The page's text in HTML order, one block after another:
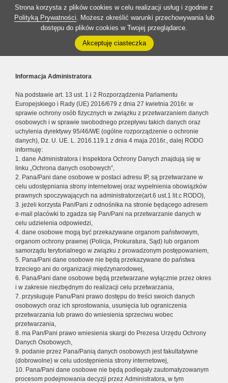
Strona korzysta z plików cookies w celu realizacji usług i zgodnie z
Polityką Prywatności. Możesz określić warunki przechowywania lub
dostępu do plików cookies w Twojej przeglądarce.
Akceptuję ciasteczka
Informacja Administratora
Na podstawie art. 13 ust. 1 i 2 Rozporządzenia Parlamentu
Europejskiego i Rady (UE) 2016/679 z dnia 27 kwietnia 2016r. w
sprawie ochrony osób fizycznych w związku z przetwarzaniem danych
osobowych i w sprawie swobodnego przepływu takich danych oraz
uchylenia dyrektywy 95/46/WE (ogólne rozporządzenie o ochronie
danych), Dz. U. UE. L. 2016.119.1 z dnia 4 maja 2016r., dalej RODO
informuję:
1. dane Administratora i Inspektora Ochrony Danych znajdują się w
linku „Ochrona danych osobowych”,
2. Pana/Pani dane osobowe w postaci adresu IP, są przetwarzane w
celu udostępniania strony internetowej oraz wypełnienia obowiązków
prawnych spoczywających na administratorze(art.6 ust.1 lit.c RODO),
3. jeżeli korzysta Pan/Pani z odnośnika na stronie będącego adresem
e-mail placówki to zgadza się Pan/Pani na przetwarzanie danych w
celu udzielenia odpowiedzi,
4. dane osobowe mogą być przekazywane organom państwowym,
organom ochrony prawnej (Policja, Prokuratura, Sąd) lub organom
samorządu terytorialnego w związku z prowadzonym postępowaniem,
5. Pana/Pani dane osobowe nie będą przekazywane do państwa
trzeciego ani do organizacji międzynarodowej,
6. Pana/Pani dane osobowe będą przetwarzane wyłącznie przez okres
i w zakresie niezbędnym do realizacji celu przetwarzania,
7. przysługuje Panu/Pani prawo dostępu do treści swoich danych
osobowych oraz ich sprostowania, usunięcia lub ograniczenia
przetwarzania lub prawo do wniesienia sprzeciwu wobec
przetwarzania,
8. ma Pan/Pani prawo wniesienia skargi do Prezesa Urzędu Ochrony
Danych Osobowych,
9. podanie przez Pana/Panią danych osobowych jest fakultatywne
(dobrowolne) w celu udostępnienia strony internetowej,
10. Pana/Pani dane osobowe nie będą podlegały zautomatyzowanym
procesom podejmowania decyzji przez Administratora, w tym